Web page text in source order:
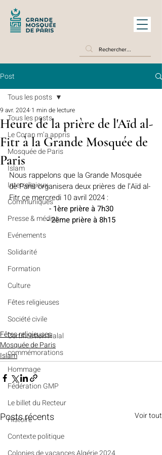
Post
Tous les posts
Le Coran m’a appris
Mosquée de Paris
Islam
Interreligieux
Communiqués
Presse & médias
Evénements
Solidarité
Formation
Culture
Fêtes religieuses
Société civile
Certification Halal
commémorations
Hommage
Fédération GMP
Le billet du Recteur
Histoire
Contexte politique
Tous les posts
Heure de la prière de l'Aïd al-
Fitr à la Grande Mosquée de
Paris
9 avr. 2024 1 min de lecture
Nous rappelons que la Grande Mosquée
de Paris organisera deux prières de l’Aïd al-
Fitr ce mercredi 10 avril 2024 :
- 1ère prière à 7h30
- 2ème prière à 8h15
Fêtes religieuses
Mosquée de Paris
Islam
Posts récents Voir tout